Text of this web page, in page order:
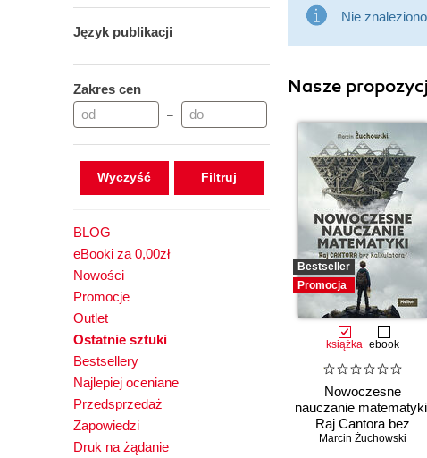
Język publikacji
Zakres cen
–
Wyczyść
BLOG
eBooki za 0,00zł
Nowości
Promocje
Outlet
Ostatnie sztuki
Bestsellery
Najlepiej oceniane
Przedsprzedaż
Zapowiedzi
Druk na żądanie
Nie
Nasze
Bestseller
Promocja
książka ebook
Nowoczesne
nauczanie
Raj Cantora bez
kalkulatora?
Marcin Żuchowski